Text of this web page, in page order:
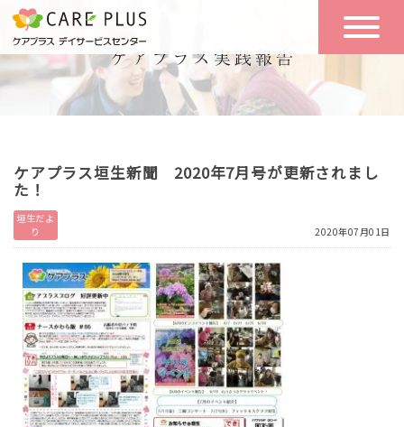
こんな方に
おすすめ
一日の流れ
一日体験
空き状況
リクルート
お問い合わせ
体験希望
ケアプラス垣生新聞 2020年7月号が更新されまし
た！
垣生だよ
り
2020年07月01日